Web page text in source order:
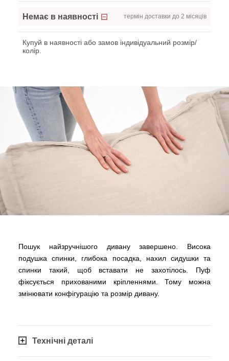
Немає в наявності термін доставки до 2 місяців
Купуй в наявності або замов індивідуальний розмір/
колір.
Пошук найзручнішого дивану завершено. Висока
подушка спинки, глибока посадка, нахил сидушки та
спинки такий, щоб вставати не захотілось. Пуф
фіксується прихованими кріпленнями. Тому можна
змінювати конфігурацію та розмір дивану.
Технічні деталі